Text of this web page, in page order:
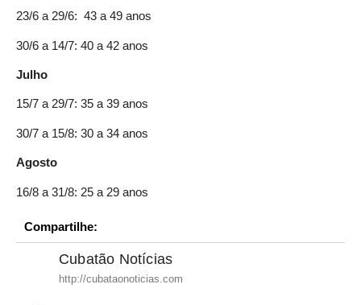
23/6 a 29/6: 43 a 49 anos
30/6 a 14/7: 40 a 42 anos
Julho
15/7 a 29/7: 35 a 39 anos
30/7 a 15/8: 30 a 34 anos
Agosto
16/8 a 31/8: 25 a 29 anos
Compartilhe:
Cubatão Notícias
http://cubataonoticias.com